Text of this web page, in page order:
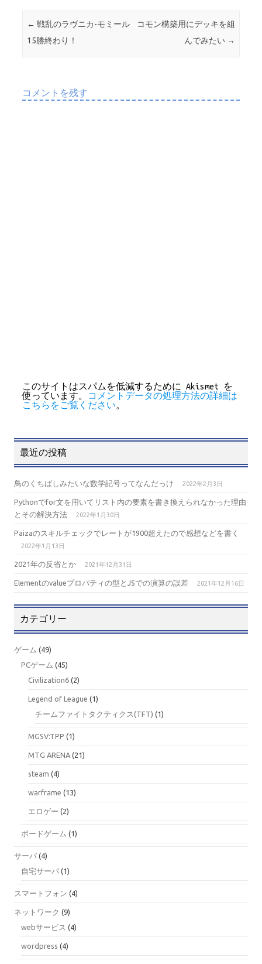
o
投稿ナビゲーション
← 戦乱のラヴニカ-モミール
15勝終わり！
コモン構築用にデッキを組
んでみたい →
コメントを残す
このサイトはスパムを低減するために Akismet を
使っています。
コメントデータの処理方法の詳細は
こちらをご覧ください。
最近の投稿
鳥のくちばしみたいな数学記号ってなんだっけ 2022年2月3日
Pythonでfor文を用いてリスト内の要素を書き換えられなかった理由
とその解決方法
2022年1月30日
Paizaのスキルチェックでレートが1900超えたので感想などを書く
2022年1月13日
2021年の反省とか 2021年12月31日
Elementのvalueプロパティの型とJSでの演算の誤差 2021年12月16日
カテゴリー
ゲーム (49)
PCゲーム (45)
Civilization6 (2)
Legend of League (1)
チームファイトタクティクス(TFT) (1)
MGSV:TPP (1)
MTG ARENA (21)
steam (4)
warframe (13)
エロゲー (2)
ボードゲーム (1)
サーバ (4)
自宅サーバ (1)
スマートフォン (4)
ネットワーク (9)
webサービス (4)
wordpress (4)